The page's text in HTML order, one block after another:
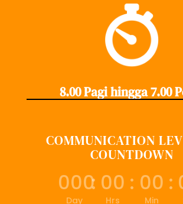
8.00 Pagi hingga 7.00
COMMUNICATION
COUNTDOWN
000
Day
: 00
Hrs
: 00
Min
: